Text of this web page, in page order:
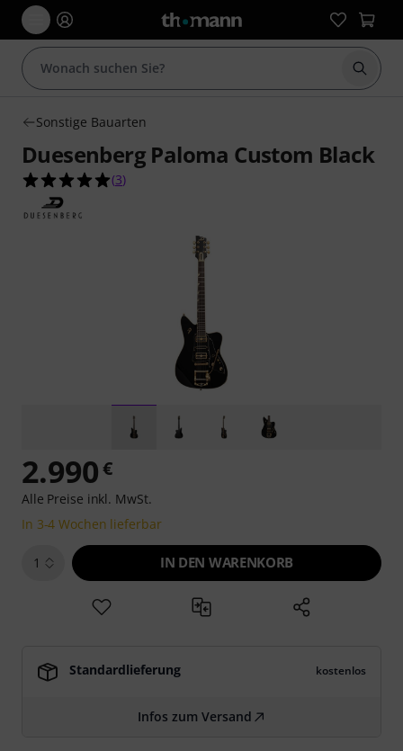
Suche
Sonstige Bauarten
Duesenberg Paloma Custom Black
5.0 von 5 Sternen aus 3 Kundenbewertungen
(3)
2.990€
Alle Preise inkl. MwSt.
In 3-4 Wochen lieferbar
1 IN DEN WARENKORB
Standardlieferung kostenlos
Infos zum Versand